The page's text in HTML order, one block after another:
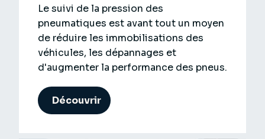
Le suivi de la pression des
pneumatiques est avant tout un moyen
de réduire les immobilisations des
véhicules, les dépannages et
d'augmenter la performance des pneus.
Découvrir